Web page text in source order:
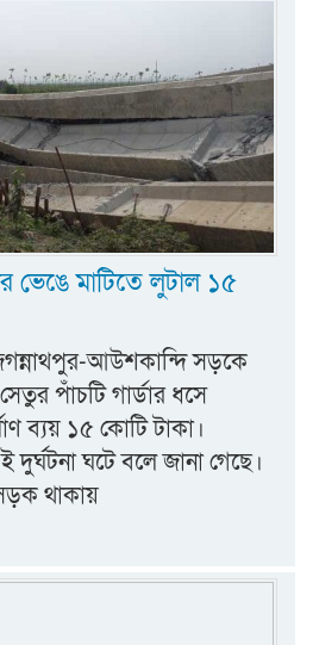
ভেঙে মাটিতে লুটাল ১৫
আউশকান্দি সড়কে
সেতুর পাঁচটি গার্ডার ধসে
ব্যয় ১৫ কোটি টাকা।
ঘটে বলে জানা গেছে।
থাকায়